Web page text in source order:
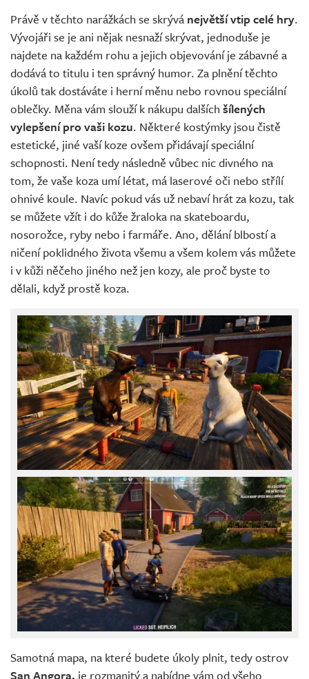
Právě v těchto narážkách se skrývá největší vtip celé hry.
Vývojáři se je ani nějak nesnaží skrývat, jednoduše je
najdete na každém rohu a jejich objevování je zábavné a
dodává to titulu i ten správný humor. Za plnění těchto
úkolů tak dostáváte i herní měnu nebo rovnou speciální
oblečky. Měna vám slouží k nákupu dalších šílených
vylepšení pro vaši kozu. Některé kostýmky jsou čistě
estetické, jiné vaší koze ovšem přidávají speciální
schopnosti. Není tedy následně vůbec nic divného na
tom, že vaše koza umí létat, má laserové oči nebo střílí
ohnivé koule. Navíc pokud vás už nebaví hrát za kozu, tak
se můžete vžít i do kůže žraloka na skateboardu,
nosorožce, ryby nebo i farmáře. Ano, dělání blbostí a
ničení poklidného života všemu a všem kolem vás můžete
i v kůži něčeho jiného než jen kozy, ale proč byste to
dělali, když prostě koza.
Samotná mapa, na které budete úkoly plnit, tedy ostrov
San Angora, je rozmanitý a nabídne vám od všeho